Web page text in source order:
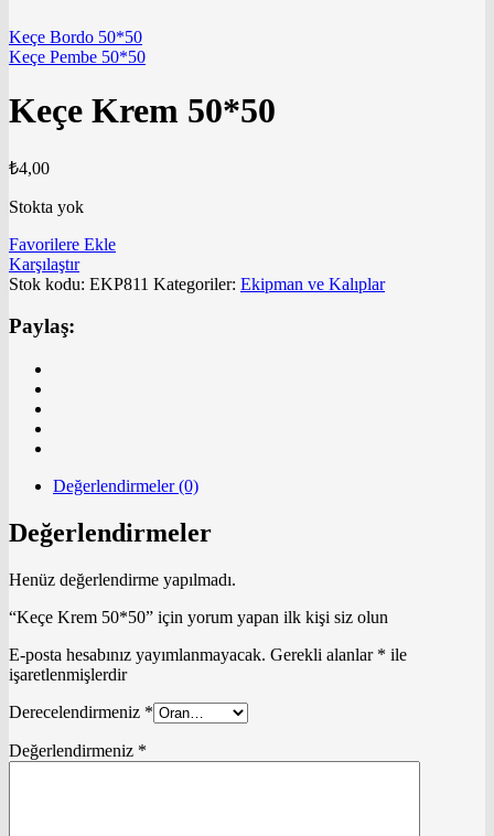
Keçe Bordo 50*50
Keçe Pembe 50*50
Keçe Krem 50*50
₺4,00
Stokta yok
Favorilere Ekle
Karşılaştır
Stok kodu: EKP811 Kategoriler: Ekipman ve Kalıplar
Paylaş:
Değerlendirmeler (0)
Değerlendirmeler
Henüz değerlendirme yapılmadı.
“Keçe Krem 50*50” için yorum yapan ilk kişi siz olun
E-posta hesabınız yayımlanmayacak. Gerekli alanlar * ile
işaretlenmişlerdir
Derecelendirmeniz *
Değerlendirmeniz *